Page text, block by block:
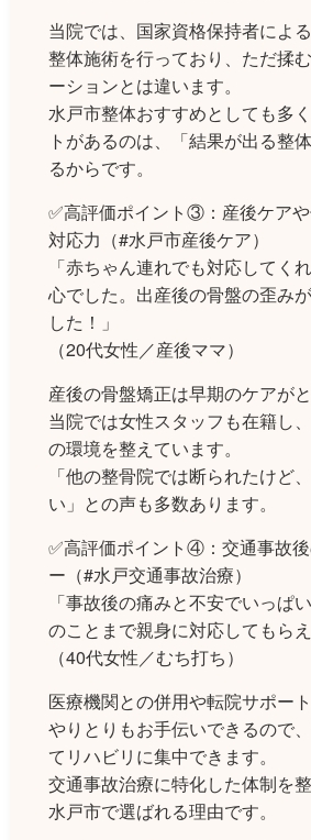
当院では、国家資格保持者によ
整体施術を行っており、ただ揉
ーションとは違います。
水戸市整体おすすめとしても多
トがあるのは、「結果が出る整
るからです。
✅高評価ポイント③：産後ケア
対応力（#水戸市産後ケア）
「赤ちゃん連れでも対応してく
心でした。出産後の骨盤の歪み
した！」
（20代女性／産後ママ）
産後の骨盤矯正は早期のケアが
当院では女性スタッフも在籍し
の環境を整えています。
「他の整骨院では断られたけど
い」との声も多数あります。
✅高評価ポイント④：交通事故
ー（#水戸交通事故治療）
「事故後の痛みと不安でいっぱ
のことまで親身に対応してもらえ
（40代女性／むち打ち）
医療機関との併用や転院サポー
やりとりもお手伝いできるので
てリハビリに集中できます。
交通事故治療に特化した体制を整
水戸市で選ばれる理由です。